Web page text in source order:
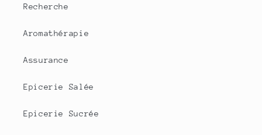
Recherche
Aromathérapie
Assurance
Epicerie Salée
Epicerie Sucrée